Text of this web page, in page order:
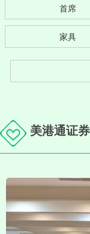
首席
家具
美港通证